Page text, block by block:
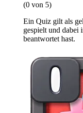
(0 von 5)
Ein Quiz gilt als
gespielt und dabei
beantwortet hast.